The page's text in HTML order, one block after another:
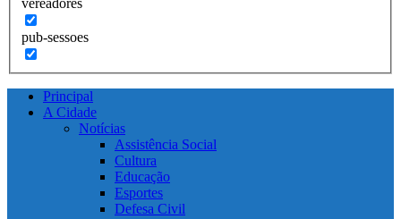
vereadores
pub-sessoes
Principal
A Cidade
Notícias
Assistência Social
Cultura
Educação
Esportes
Defesa Civil